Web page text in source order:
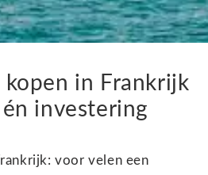
kopen in Frankrijk
investering
voor velen een